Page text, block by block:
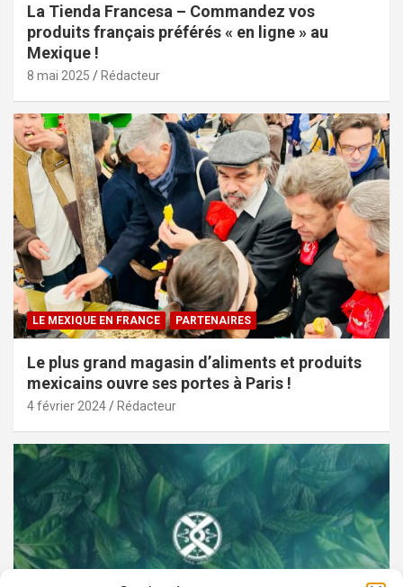
La Tienda Francesa – Commandez vos
produits français préférés « en ligne » au
Mexique !
8 mai 2025 Rédacteur
LE MEXIQUE EN FRANCE PARTENAIRES
Le plus grand magasin d’aliments et produits
mexicains ouvre ses portes à Paris !
4 février 2024 Rédacteur